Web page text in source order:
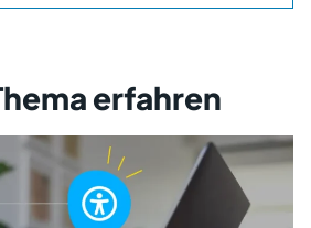
erfahren